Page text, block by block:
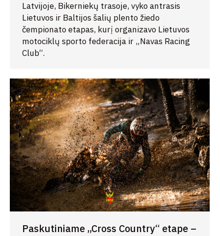
Latvijoje, Bikerniekų trasoje, vyko antrasis
Lietuvos ir Baltijos šalių plento žiedo
čempionato etapas, kurį organizavo Lietuvos
motociklų sporto federacija ir „Navas Racing
Club“.
Paskutiniame „Cross Country“ etape –